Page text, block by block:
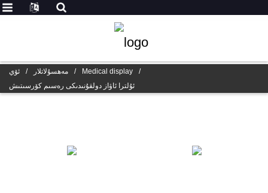
ئۆي / مەھسۇلاتلار / Medical display
/
ئۇلترا ئاۋاز دولقۇنىدىكى رەسىم كۆرسىتىش